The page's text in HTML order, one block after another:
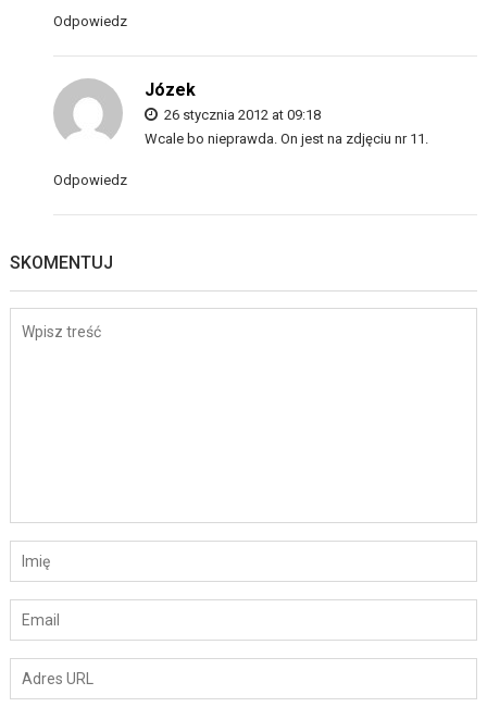
Odpowiedz
Józek
26 stycznia 2012 at 09:18
Wcale bo nieprawda. On jest na zdjęciu nr 11.
Odpowiedz
SKOMENTUJ